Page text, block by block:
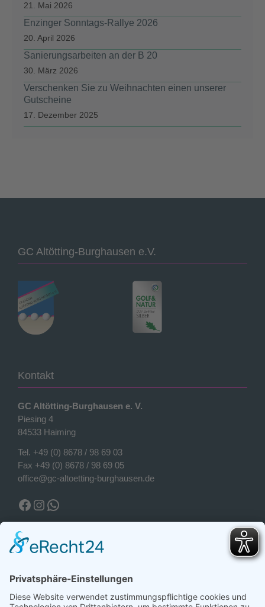
21. Mai 2026
Enzinger Sonntags-Rallye 2026
20. April 2026
Sanierungsarbeiten an der B 20
30. März 2026
Verschenken Sie zu Weihnachten einen unserer
Gutscheine
17. Dezember 2025
GC Altötting-Burghausen e.V.
Kontakt
GC Altötting-Burghausen e. V.
Piesing 4
84533 Haiming
Tel. +49 (0) 8678 / 98 69 03
Fax +49 (0) 8678 / 98 69 05
office@gc-altoetting-burghausen.de
Facebook Golfclub
Instagram Golfclub
WhatsApp
Wetter Piesing
Wetter Piesing
Sonntag, 09.08.2026
18°C